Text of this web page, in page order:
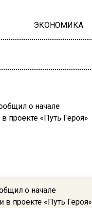
ЭКОНОМИКА
о начале
в проекте «Путь Героя»